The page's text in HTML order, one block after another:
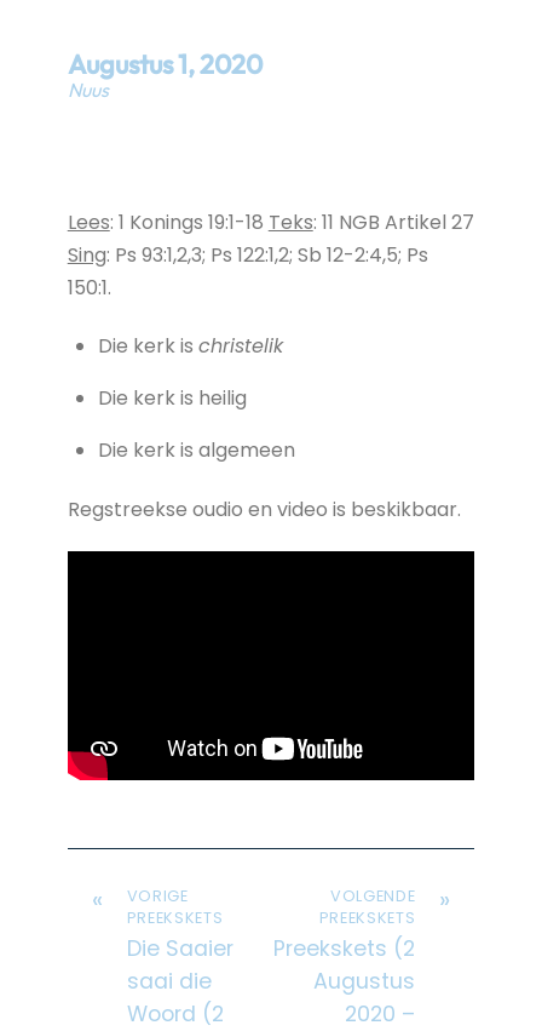
Augustus1,2020
Nuus
Lees: 1 Konings 19:1-18 Teks: 11 NGB Artikel 27
Sing: Ps 93:1,2,3; Ps 122:1,2; Sb 12-2:4,5; Ps
150:1.
Die kerk ischristelik
Die kerk is heilig
Die kerk is algemeen
Regstreekse oudio en video is beskikbaar.
«
VORIGE
PREEKSKETS
Die Saaier
saai die
Woord (2
»
VOLGENDE
PREEKSKETS
Preekskets (2
Augustus
2020 –